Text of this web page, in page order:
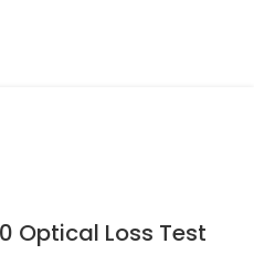
Optical Loss Test